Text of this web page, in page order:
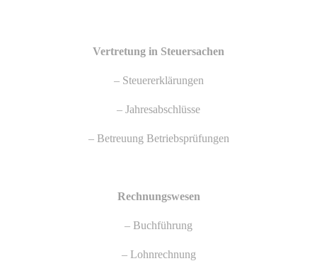
Vertretung in Steuersachen
– Steuererklärungen
– Jahresabschlüsse
– Betreuung Betriebsprüfungen
Rechnungswesen
– Buchführung
– Lohnrechnung